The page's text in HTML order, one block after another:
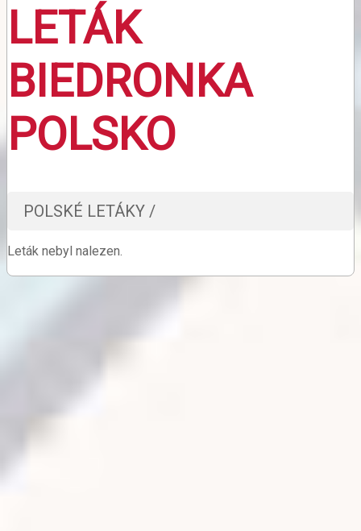
LETÁK
BIEDRONKA
POLSKO
POLSKÉ LETÁKY /
Leták nebyl nalezen.